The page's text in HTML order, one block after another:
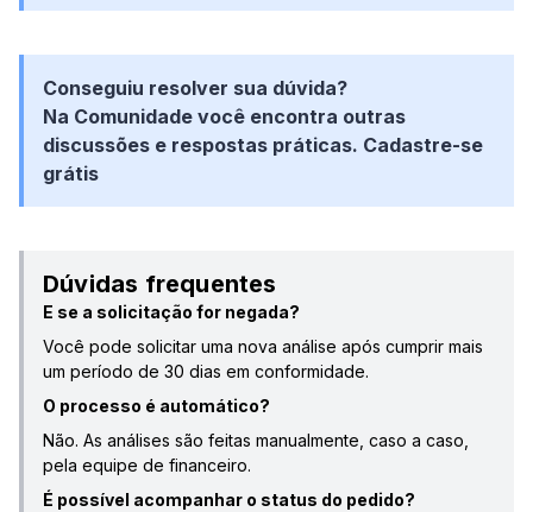
Conseguiu resolver sua dúvida?
Na Comunidade você encontra outras
discussões e respostas práticas. Cadastre-se
grátis
Dúvidas frequentes
E se a solicitação for negada?
Você pode solicitar uma nova análise após cumprir mais
um período de 30 dias em conformidade.
O processo é automático?
Não. As análises são feitas manualmente, caso a caso,
pela equipe de financeiro.
É possível acompanhar o status do pedido?